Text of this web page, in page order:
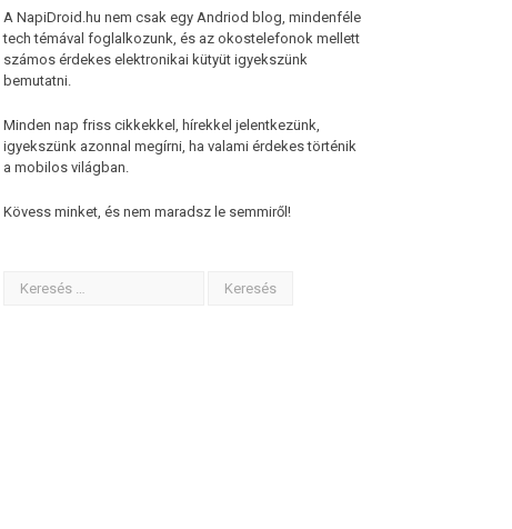
A NapiDroid.hu nem csak egy Andriod blog, mindenféle
tech témával foglalkozunk, és az okostelefonok mellett
számos érdekes elektronikai kütyüt igyekszünk
bemutatni.
Minden nap friss cikkekkel, hírekkel jelentkezünk,
igyekszünk azonnal megírni, ha valami érdekes történik
a mobilos világban.
Kövess minket, és nem maradsz le semmiről!